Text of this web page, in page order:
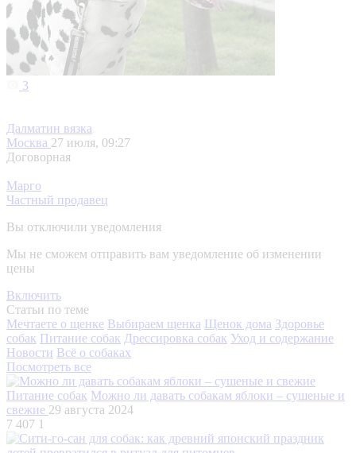
3
Далматин вязка
Москва 27 июля, 09:27
Договорная
Марго
Частный продавец
Вы отключили уведомления
Мы не сможем отправить вам уведомление об изменении
цены
Включить
Статьи по теме
Мечтаете о щенке Выбираем щенка Щенок дома Здоровье
собак Питание собак Дрессировка собак Уход и содержание
Новости Всё о собаках
Посмотреть все
Питание собак Можно ли давать собакам яблоки – сушеные и
свежие 29 августа 2024
7 407 1